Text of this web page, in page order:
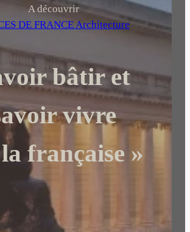
A découvrir
DE FRANCE Architecture
bâtir et
vivre
française »